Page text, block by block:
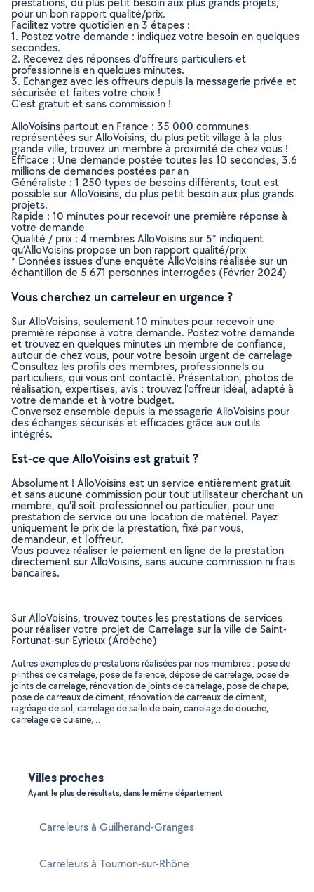
pour un bon rapport qualité/prix.
Facilitez votre quotidien en 3 étapes :
1. Postez votre demande : indiquez votre besoin en quelques
secondes.
2. Recevez des réponses d’offreurs particuliers et
professionnels en quelques minutes.
3. Echangez avec les offreurs depuis la messagerie privée et
sécurisée et faites votre choix !
C’est gratuit et sans commission !
AlloVoisins partout en France : 35 000 communes
représentées sur AlloVoisins, du plus petit village à la plus
grande ville, trouvez un membre à proximité de chez vous !
Efficace : Une demande postée toutes les 10 secondes, 3.6
millions de demandes postées par an
Généraliste : 1 250 types de besoins différents, tout est
possible sur AlloVoisins, du plus petit besoin aux plus grands
projets.
Rapide : 10 minutes pour recevoir une première réponse à
votre demande
Qualité / prix : 4 membres AlloVoisins sur 5* indiquent
qu’AlloVoisins propose un bon rapport qualité/prix
* Données issues d’une enquête AlloVoisins réalisée sur un
échantillon de 5 671 personnes interrogées (Février 2024)
Vous cherchez un carreleur en urgence ?
Sur AlloVoisins, seulement 10 minutes pour recevoir une
première réponse à votre demande. Postez votre demande
et trouvez en quelques minutes un membre de confiance,
autour de chez vous, pour votre besoin urgent de carrelage
Consultez les profils des membres, professionnels ou
particuliers, qui vous ont contacté. Présentation, photos de
réalisation, expertises, avis : trouvez l'offreur idéal, adapté à
votre demande et à votre budget.
Conversez ensemble depuis la messagerie AlloVoisins pour
des échanges sécurisés et efficaces grâce aux outils
intégrés.
Est-ce que AlloVoisins est gratuit ?
Absolument ! AlloVoisins est un service entièrement gratuit
et sans aucune commission pour tout utilisateur cherchant un
membre, qu’il soit professionnel ou particulier, pour une
prestation de service ou une location de matériel. Payez
uniquement le prix de la prestation, fixé par vous,
demandeur, et l’offreur.
Vous pouvez réaliser le paiement en ligne de la prestation
directement sur AlloVoisins, sans aucune commission ni frais
bancaires.
Sur AlloVoisins, trouvez toutes les prestations de services
pour réaliser votre projet de Carrelage sur la ville de Saint-
Fortunat-sur-Eyrieux (Ardèche)
Autres exemples de prestations réalisées par nos membres : pose de
plinthes de carrelage, pose de faïence, dépose de carrelage, pose de
joints de carrelage, rénovation de joints de carrelage, pose de chape,
pose de carreaux de ciment, rénovation de carreaux de ciment,
ragréage de sol, carrelage de salle de bain, carrelage de douche,
carrelage de cuisine, ..
Villes proches
Ayant le plus de résultats, dans le même département
Carreleurs à Guilherand-Granges
Carreleurs à Tournon-sur-Rhône